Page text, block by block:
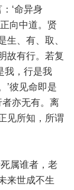
‘命异身
向中道。贤
生、有、取、
故有行。若复
我，行是我
’彼见命即是
者亦无有。离
见所知，所谓
属谁者，老
来世成不生